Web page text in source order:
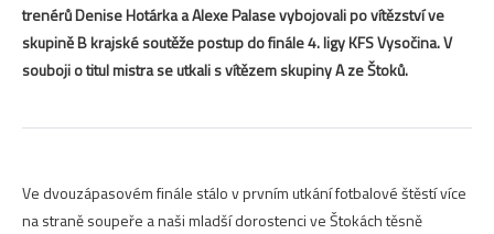
trenérů Denise Hotárka a Alexe Palase vybojovali po vítězství ve
skupině B krajské soutěže postup do finále 4. ligy KFS Vysočina. V
souboji o titul mistra se utkali s vítězem skupiny A ze Štoků.
Ve dvouzápasovém finále stálo v prvním utkání fotbalové štěstí více
na straně soupeře a naši mladší dorostenci ve Štokách těsně